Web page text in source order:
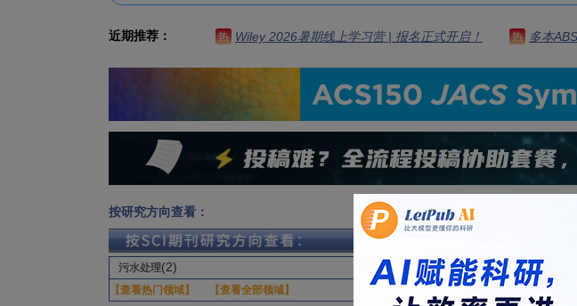
近期推荐： 热 Wiley 2026暑期线上学习营 | 报名正式开启！ 热 多本
按研究方向查看：
污水处理(2)
【查看热门领域】 【查看全部领域】 注册帐号